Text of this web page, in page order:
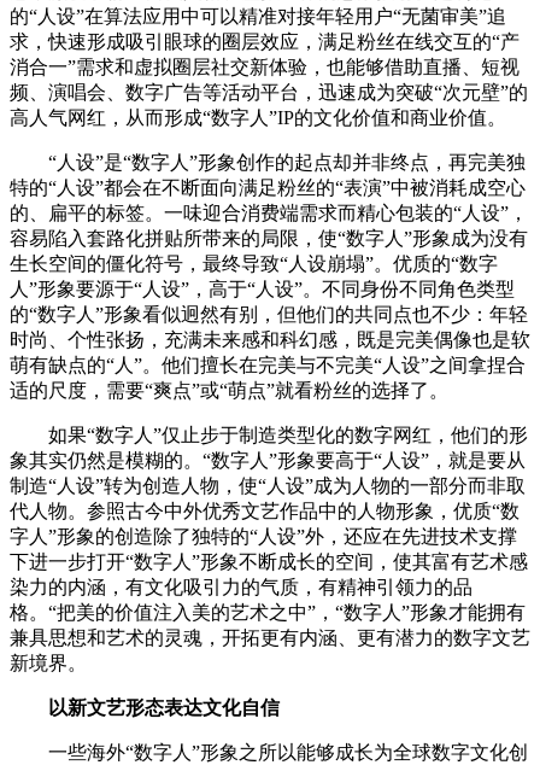
的“人设”在算法应用中可以精准对接年轻用户“无菌审美”追
求，快速形成吸引眼球的圈层效应，满足粉丝在线交互的“产
消合一”需求和虚拟圈层社交新体验，也能够借助直播、短视
频、演唱会、数字广告等活动平台，迅速成为突破“次元壁”的
高人气网红，从而形成“数字人”IP的文化价值和商业价值。
“人设”是“数字人”形象创作的起点却并非终点，再完美独
特的“人设”都会在不断面向满足粉丝的“表演”中被消耗成空心
的、扁平的标签。一味迎合消费端需求而精心包装的“人设”，
容易陷入套路化拼贴所带来的局限，使“数字人”形象成为没有
生长空间的僵化符号，最终导致“人设崩塌”。优质的“数字
人”形象要源于“人设”，高于“人设”。不同身份不同角色类型
的“数字人”形象看似迥然有别，但他们的共同点也不少：年轻
时尚、个性张扬，充满未来感和科幻感，既是完美偶像也是软
萌有缺点的“人”。他们擅长在完美与不完美“人设”之间拿捏合
适的尺度，需要“爽点”或“萌点”就看粉丝的选择了。
如果“数字人”仅止步于制造类型化的数字网红，他们的形
象其实仍然是模糊的。“数字人”形象要高于“人设”，就是要从
制造“人设”转为创造人物，使“人设”成为人物的一部分而非取
代人物。参照古今中外优秀文艺作品中的人物形象，优质“数
字人”形象的创造除了独特的“人设”外，还应在先进技术支撑
下进一步打开“数字人”形象不断成长的空间，使其富有艺术感
染力的内涵，有文化吸引力的气质，有精神引领力的品
格。“把美的价值注入美的艺术之中”，“数字人”形象才能拥有
兼具思想和艺术的灵魂，开拓更有内涵、更有潜力的数字文艺
新境界。
以新文艺形态表达文化自信
一些海外“数字人”形象之所以能够成长为全球数字文化创